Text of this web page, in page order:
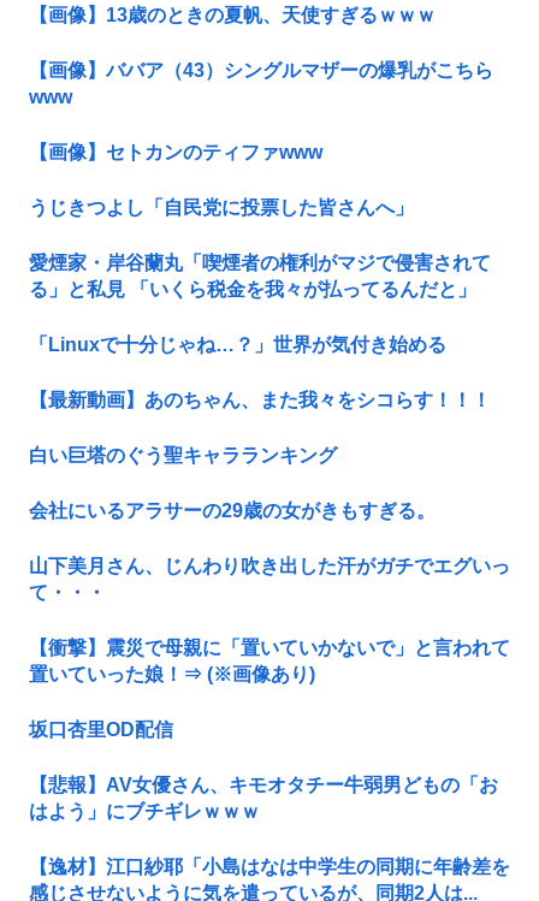
【画像】13歳のときの夏帆、天使すぎるｗｗｗ
【画像】ババア（43）シングルマザーの爆乳がこちら
www
【画像】セトカンのティファwww
うじきつよし「自民党に投票した皆さんへ」
愛煙家・岸谷蘭丸「喫煙者の権利がマジで侵害されて
る」と私見 「いくら税金を我々が払ってるんだと」
「Linuxで十分じゃね…？」世界が気付き始める
【最新動画】あのちゃん、また我々をシコらす！！！
白い巨塔のぐう聖キャラランキング
会社にいるアラサーの29歳の女がきもすぎる。
山下美月さん、じんわり吹き出した汗がガチでエグいっ
て・・・
【衝撃】震災で母親に「置いていかないで」と言われて
置いていった娘！⇒ (※画像あり)
坂口杏里OD配信
【悲報】AV女優さん、キモオタチー牛弱男どもの「お
はよう」にブチギレｗｗｗ
【逸材】江口紗耶「小島はなは中学生の同期に年齢差を
感じさせないように気を遣っているが、同期2人は...